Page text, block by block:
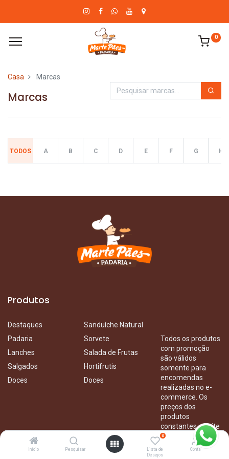
Início Pesquisar
0
Lista de
Desejos
Conta
0
Casa Marcas
Marcas
TODOS A B C D E F G H
Produtos
Destaques
Padaria
Lanches
Salgados
Doces
Sanduíche Natural
Sorvete
Salada de Frutas
Hortifrutis
Doces
Todos os produtos
com promoção
são válidos
somente para
encomendas
realizadas no e-
commerce. Os
preços dos
produtos
constantes no site
podem ser
diferentes dos
preços praticados